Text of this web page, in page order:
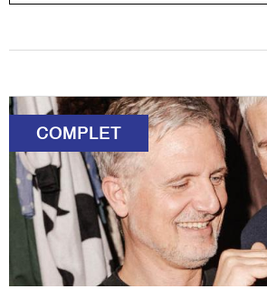
COMPLET